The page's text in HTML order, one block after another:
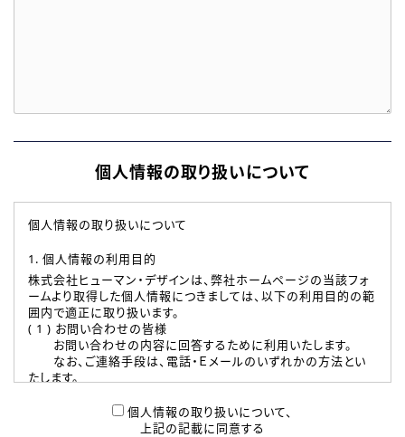
個人情報の取り扱いについて
個人情報の取り扱いについて
1. 個人情報の利用目的
株式会社ヒューマン・デザインは、弊社ホームページの当該フォ
ームより取得した個人情報につきましては、以下の利用目的の範
囲内で適正に取り扱います。
( 1 ) お問い合わせの皆様
お問い合わせの内容に回答するために利用いたします。
なお、ご連絡手段は、電話・Ｅメールのいずれかの方法とい
たします。
本登録に関するご連絡および本登録時の参考情報として利
個人情報の取り扱いについて、
上記の記載に同意する